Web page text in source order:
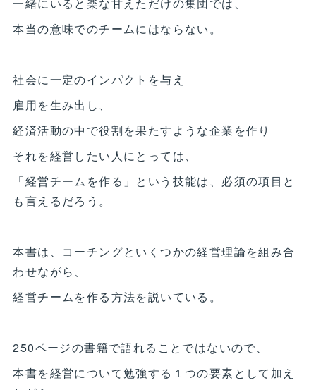
本当の意味でのチームにはならない。
社会に一定のインパクトを与え
雇用を生み出し、
経済活動の中で役割を果たすような企業を作り
それを経営したい人にとっては、
「経営チームを作る」という技能は、必須の項目と
も言えるだろう。
本書は、コーチングといくつかの経営理論を組み合
わせながら、
経営チームを作る方法を説いている。
250ページの書籍で語れることではないので、
本書を経営について勉強する１つの要素として加え